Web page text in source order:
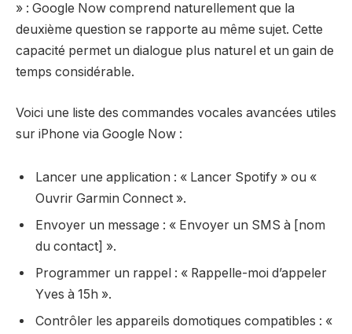
» : Google Now comprend naturellement que la
deuxième question se rapporte au même sujet. Cette
capacité permet un dialogue plus naturel et un gain de
temps considérable.
Voici une liste des commandes vocales avancées utiles
sur iPhone via Google Now :
Lancer une application : « Lancer Spotify » ou «
Ouvrir Garmin Connect ».
Envoyer un message : « Envoyer un SMS à [nom
du contact] ».
Programmer un rappel : « Rappelle-moi d’appeler
Yves à 15h ».
Contrôler les appareils domotiques compatibles : «